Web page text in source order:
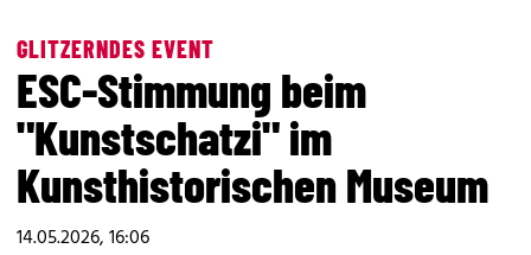
GLITZERNDES EVENT
ESC-Stimmung beim
"Kunstschatzi" im
Kunsthistorischen Museum
14.05.2026, 16:06